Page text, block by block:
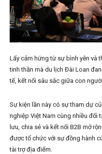
Lấy cảm hứng từ sự bình yên và
tinh thần mà du lịch Đài Loan
tế, kết nối sâu sắc giữa con
Sự kiện lần này có sự tham dự
nghiệp Việt Nam cùng nhiều đối
lưu, chia sẻ và kết nối B2B mở
được tổ chức với sự đồng hành
tài trợ địa điểm.